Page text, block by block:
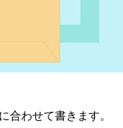
合わせて書きます。